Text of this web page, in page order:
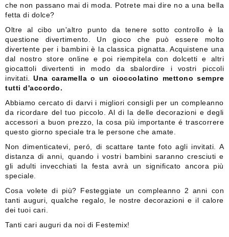
che non passano mai di moda. Potrete mai dire no a una bella
fetta di dolce?
Oltre al cibo un'altro punto da tenere sotto controllo è la
questione divertimento. Un gioco che può essere molto
divertente per i bambini è la classica pignatta. Acquistene una
dal nostro store online e poi riempitela con dolcetti e altri
giocattoli divertenti in modo da sbalordire i vostri piccoli
invitati.Una caramella o un cioccolatino mettono sempre
tutti d'accordo.
Abbiamo cercato di darvi i migliori consigli per un compleanno
da ricordare del tuo piccolo. Al di la delle decorazioni e degli
accessori a buon prezzo, la cosa più importante é trascorrere
questo giorno speciale tra le persone che amate.
Non dimenticatevi, peró, di scattare tante foto agli invitati. A
distanza di anni, quando i vostri bambini saranno cresciuti e
gli adulti invecchiati la festa avrà un significato ancora più
speciale.
Cosa volete di più? Festeggiate un compleanno 2 anni con
tanti auguri, qualche regalo, le nostre decorazioni e il calore
dei tuoi cari.
Tanti cari auguri da noi di Festemix!